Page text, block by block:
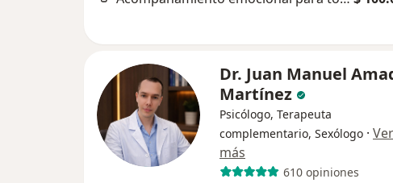
Dr. Juan Manuel
Martínez
Psicólogo, Terapeuta
complementario, Sexólogo · Ver
más
610 opiniones